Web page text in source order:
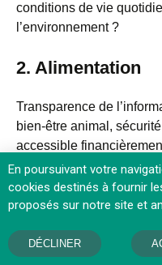
conditions de vie
l’environnement ?
2. Alimentation
Transparence de
bien-être animal,
accessible
propositions pour que
différemment, de
respectueuse de
3.
En poursuivant votre
cookies destinés à fournir
proposés sur notre site et
DÉCLINER